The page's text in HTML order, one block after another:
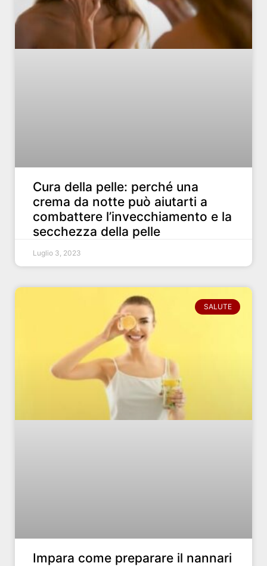
Cura della pelle: perché una
crema da notte può aiutarti a
combattere l’invecchiamento e la
secchezza della pelle
Luglio 3, 2023
SALUTE
Impara come preparare il nannari